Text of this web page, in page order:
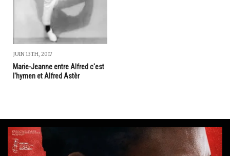
JUIN 13TH, 2017
Marie-Jeanne entre Alfred c'est
l'hymen et Alfred Astèr